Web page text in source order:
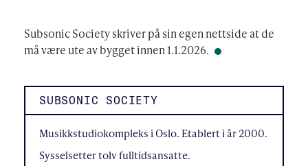
Subsonic Society skriver på sin egen nettside at de
må være ute av bygget innen 1.1.2026.
SUBSONIC SOCIETY
Musikkstudiokompleks i Oslo. Etablert i år 2000.
Sysselsetter tolv fulltidsansatte.